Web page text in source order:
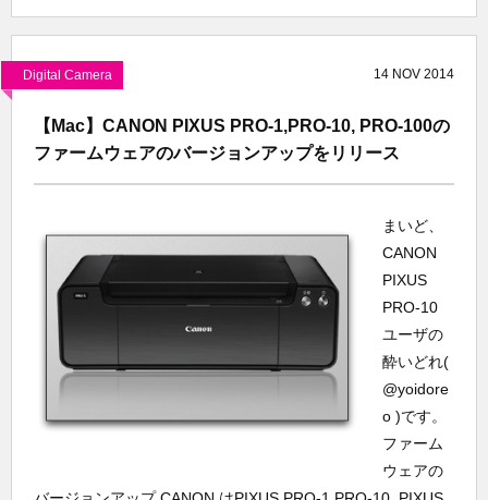
Digital Camera 14 NOV 2014
【Mac】CANON PIXUS PRO-1,PRO-10, PRO-100の
ファームウェアのバージョンアップをリリース
まいど、
CANON
PIXUS
PRO-10
ユーザの
酔いどれ(
@yoidore
o )です。
ファーム
ウェアの